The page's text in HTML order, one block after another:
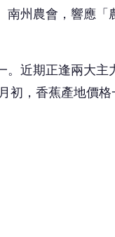
州農會，響應「
近期正逢兩大主
初，香蕉產地價